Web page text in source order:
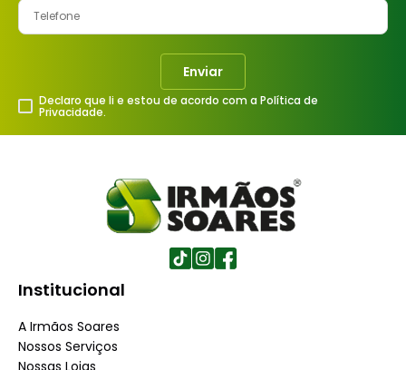
Enviar
Declaro que li e estou de acordo com a Política de
Privacidade.
Institucional
A Irmãos Soares
Nossos Serviços